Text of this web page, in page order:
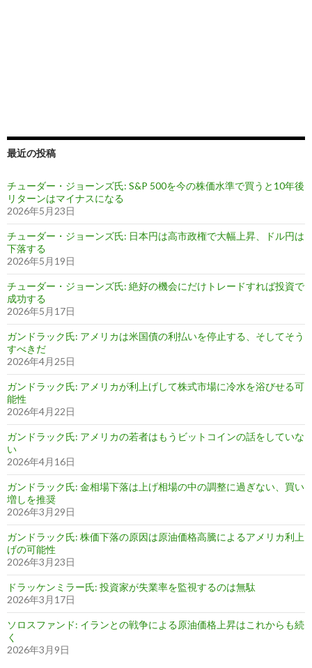
最近の投稿
チューダー・ジョーンズ氏: S&P 500を今の株価水準で買うと10年後
リターンはマイナスになる
2026年5月23日
チューダー・ジョーンズ氏: 日本円は高市政権で大幅上昇、ドル円は
下落する
2026年5月19日
チューダー・ジョーンズ氏: 絶好の機会にだけトレードすれば投資で
成功する
2026年5月17日
ガンドラック氏: アメリカは米国債の利払いを停止する、そしてそう
すべきだ
2026年4月25日
ガンドラック氏: アメリカが利上げして株式市場に冷水を浴びせる可
能性
2026年4月22日
ガンドラック氏: アメリカの若者はもうビットコインの話をしていな
い
2026年4月16日
ガンドラック氏: 金相場下落は上げ相場の中の調整に過ぎない、買い
増しを推奨
2026年3月29日
ガンドラック氏: 株価下落の原因は原油価格高騰によるアメリカ利上
げの可能性
2026年3月23日
ドラッケンミラー氏: 投資家が失業率を監視するのは無駄
2026年3月17日
ソロスファンド: イランとの戦争による原油価格上昇はこれからも続
く
2026年3月9日